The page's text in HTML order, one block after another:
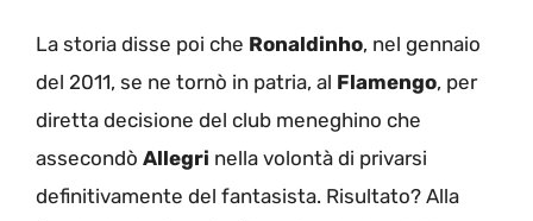
La storia disse poi che Ronaldinho, nel gennaio
del 2011, se ne tornò in patria, al Flamengo, per
diretta decisione del club meneghino che
assecondò Allegri nella volontà di privarsi
definitivamente del fantasista. Risultato? Alla